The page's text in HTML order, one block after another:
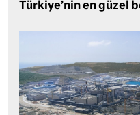
Türkiye’nin en güzel